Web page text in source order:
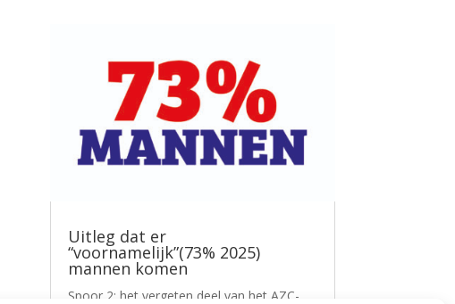
Uitleg dat er
“voornamelijk”(73% 2025)
mannen komen
Spoor 2: het vergeten deel van het AZC-